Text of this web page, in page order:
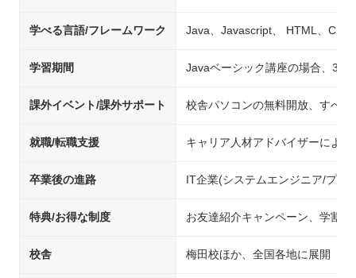
学べる言語/フレームワーク Java、Javascript、 HTML、CSS
学習期間 Javaベーシック講座の場合、30
課外イベント/課外サポート 校舎パソコンの無料開放、すべ
就職/転職支援 キャリア人材アドバイザーによ
卒業後の進路 IT企業(システムエンジニア/プロ
特典/お得な制度 お友達紹介キャンペーン、学割
校舎 梅田校ほか、全国各地に展開